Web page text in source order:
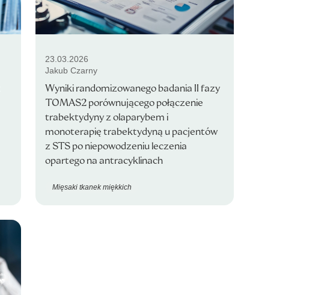
23.03.2026
Jakub Czarny
Wyniki randomizowanego badania II fazy
TOMAS2 porównującego połączenie
trabektydyny z olaparybem i
monoterapię trabektydyną u pacjentów
z STS po niepowodzeniu leczenia
opartego na antracyklinach
Mięsaki tkanek miękkich